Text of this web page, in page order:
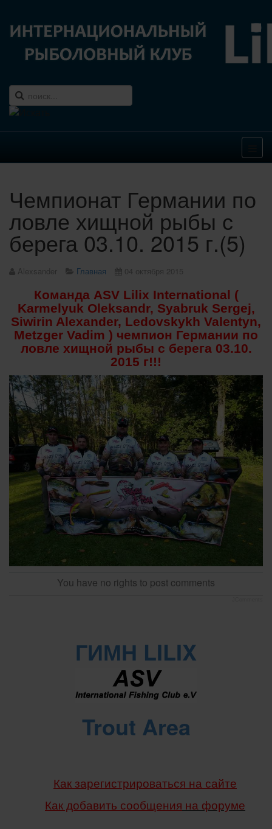
Чемпионат Германии по
ловле хищной рыбы с
берега 03.10. 2015 г.(5)
Alexsander Главная 04 октября 2015
Команда ASV Lilix International (
Karmelyuk Oleksandr, Syabruk Sergej,
Siwirin Alexander, Ledovskykh Valentyn,
Metzger Vadim ) чемпион Германии по
ловле хищной рыбы с берега 03.10.
2015 г!!!
You have no rights to post comments
ГИМН LILIX
Trout Area
Как зарегистрироваться на сайте
Как добавить сообщения на форуме